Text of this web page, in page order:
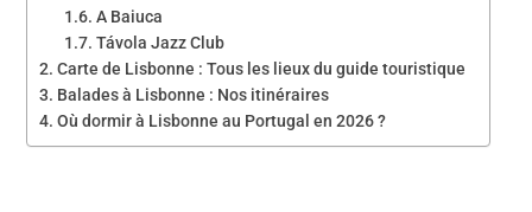
A Baiuca
Távola Jazz Club
Carte de Lisbonne : Tous les lieux du guide touristique
Balades à Lisbonne : Nos itinéraires
Où dormir à Lisbonne au Portugal en 2026 ?